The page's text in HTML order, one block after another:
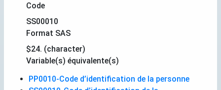
Code
SS00010
Format SAS
$24. (character)
Variable(s) équivalente(s)
PP0010-Code d’identification de la personne